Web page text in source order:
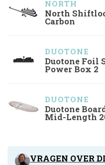
NORTH
North
Carbon
DUOTONE
Duotone Foil
Power Box 2
DUOTONE
Duotone
Mid-Length
VRAGEN OVER